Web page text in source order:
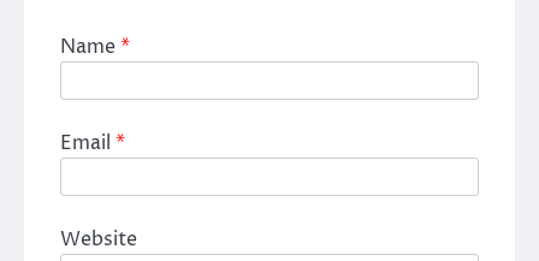
Name*
Email *
Website